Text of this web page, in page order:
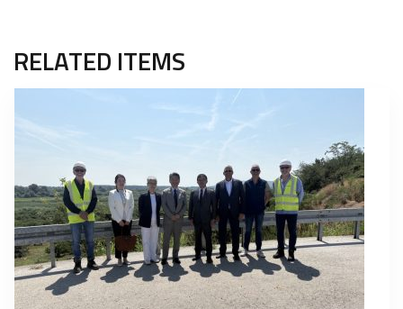
RELATED ITEMS